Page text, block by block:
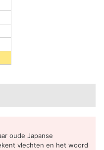
oude Japanse
vlechten en het woord